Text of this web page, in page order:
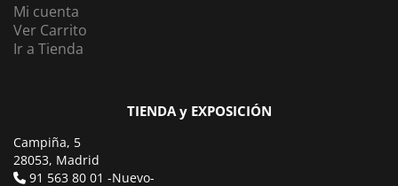
Mi cuenta
Ver Carrito
Ir a Tienda
TIENDA y EXPOSICIÓN
Campiña, 5
28053, Madrid
91 563 80 01 -Nuevo-